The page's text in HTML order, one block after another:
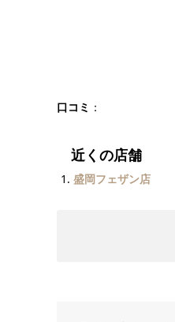
口コミ ：
近くの店舗
盛岡フェザン店